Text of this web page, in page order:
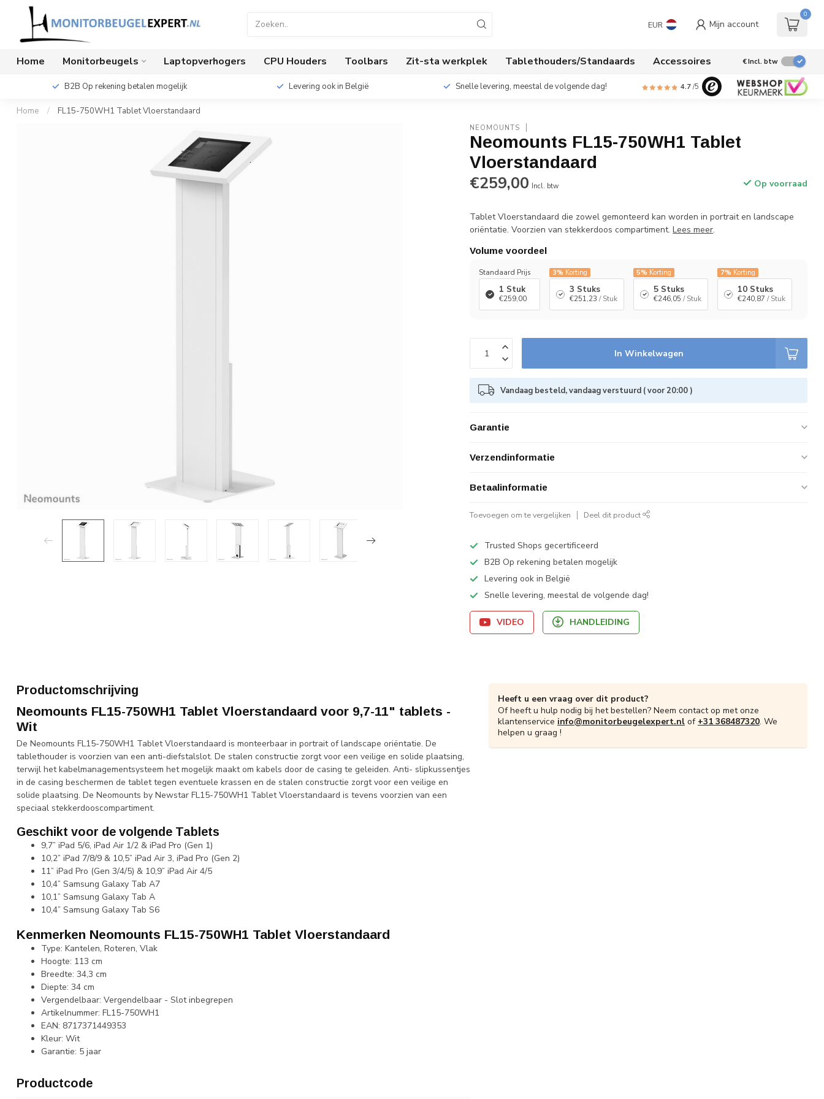
EUR Mijn account
0
Home Monitorbeugels Laptopverhogers CPU Houders Toolbars Zit-sta werkplek Tablethouders/Standaards Accessoires €Incl. btw
B2B Op rekening betalen mogelijk Levering ook in België Snelle levering, meestal de volgende dag! 4.7 /5
Home / FL15-750WH1 Tablet Vloerstandaard
NEOMOUNTS
Neomounts FL15-750WH1 Tablet
Vloerstandaard
€259,00 Incl. btw Op voorraad
Tablet Vloerstandaard die zowel gemonteerd kan worden in portrait en landscape
oriëntatie. Voorzien van stekkerdoos compartiment.Lees meer.
Volume voordeel
Standaard Prijs
1 Stuk
€259,00
3% Korting
3 Stuks
€251,23 / Stuk
5% Korting
5 Stuks
€246,05 / Stuk
7% Korting
10 Stuks
€240,87 / Stuk
In Winkelwagen
Vandaag besteld, vandaag verstuurd ( voor 20:00 )
Garantie
Verzendinformatie
Betaalinformatie
Toevoegen om te vergelijken Deel dit product
Trusted Shops gecertificeerd
B2B Op rekening betalen mogelijk
Levering ook in België
Snelle levering, meestal de volgende dag!
VIDEO HANDLEIDING
Productomschrijving
Neomounts FL15-750WH1 Tablet Vloerstandaard voor 9,7-11" tablets -
Wit
De Neomounts FL15-750WH1 Tablet Vloerstandaard is monteerbaar in portrait of landscape oriëntatie. De
tablethouder is voorzien van een anti-diefstalslot. De stalen constructie zorgt voor een veilige en solide plaatsing,
terwijl het kabelmanagementsysteem het mogelijk maakt om kabels door de casing te geleiden. Anti- slipkussentjes
in de casing beschermen de tablet tegen eventuele krassen en de stalen constructie zorgt voor een veilige en
solide plaatsing. De Neomounts by Newstar FL15-750WH1 Tablet Vloerstandaard is tevens voorzien van een
speciaal stekkerdooscompartiment.
Geschikt voor de volgende Tablets
9,7” iPad 5/6, iPad Air 1/2 & iPad Pro (Gen 1)
10,2” iPad 7/8/9 & 10,5” iPad Air 3, iPad Pro (Gen 2)
11” iPad Pro (Gen 3/4/5) & 10,9” iPad Air 4/5
10,4” Samsung Galaxy Tab A7
10,1” Samsung Galaxy Tab A
10,4” Samsung Galaxy Tab S6
Kenmerken Neomounts FL15-750WH1 Tablet Vloerstandaard
Type: Kantelen, Roteren, Vlak
Hoogte: 113 cm
Breedte: 34,3 cm
Diepte: 34 cm
Vergendelbaar: Vergendelbaar - Slot inbegrepen
Artikelnummer: FL15-750WH1
EAN: 8717371449353
Kleur: Wit
Garantie: 5 jaar
Productcode
Heeft u een vraag over dit product?
Of heeft u hulp nodig bij het bestellen? Neem contact op met onze
klantenservice info@monitorbeugelexpert.nl of +31 368487320. We
helpen u graag !